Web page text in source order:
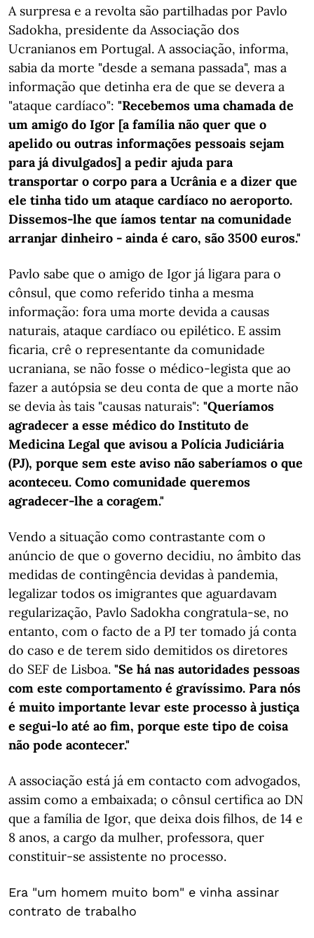
A surpresa e a revolta são partilhadas por Pavlo
Sadokha, presidente da Associação dos
Ucranianos em Portugal. A associação, informa,
sabia da morte "desde a semana passada", mas a
informação que detinha era de que se devera a
"ataque cardíaco": "Recebemos uma chamada de
um amigo do Igor [a família não quer que o
apelido ou outras informações pessoais sejam
para já divulgados] a pedir ajuda para
transportar o corpo para a Ucrânia e a dizer que
ele tinha tido um ataque cardíaco no aeroporto.
Dissemos-lhe que íamos tentar na comunidade
arranjar dinheiro - ainda é caro, são 3500 euros."
Pavlo sabe que o amigo de Igor já ligara para o
cônsul, que como referido tinha a mesma
informação: fora uma morte devida a causas
naturais, ataque cardíaco ou epilético. E assim
ficaria, crê o representante da comunidade
ucraniana, se não fosse o médico-legista que ao
fazer a autópsia se deu conta de que a morte não
se devia às tais "causas naturais": "Queríamos
agradecer a esse médico do Instituto de
Medicina Legal que avisou a Polícia Judiciária
(PJ), porque sem este aviso não saberíamos o que
aconteceu. Como comunidade queremos
agradecer-lhe a coragem."
Vendo a situação como contrastante com o
anúncio de que o governo decidiu, no âmbito das
medidas de contingência devidas à pandemia,
legalizar todos os imigrantes que aguardavam
regularização, Pavlo Sadokha congratula-se, no
entanto, com o facto de a PJ ter tomado já conta
do caso e de terem sido demitidos os diretores
do SEF de Lisboa. "Se há nas autoridades pessoas
com este comportamento é gravíssimo. Para nós
é muito importante levar este processo à justiça
e segui-lo até ao fim, porque este tipo de coisa
não pode acontecer."
A associação está já em contacto com advogados,
assim como a embaixada; o cônsul certifica ao DN
que a família de Igor, que deixa dois filhos, de 14 e
8 anos, a cargo da mulher, professora, quer
constituir-se assistente no processo.
Era "um homem muito bom" e vinha assinar
contrato de trabalho